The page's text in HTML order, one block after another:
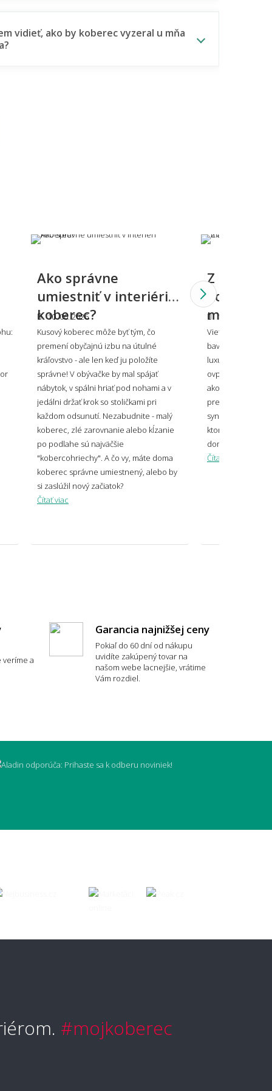
vidieť, ako by koberec vyzeral u mňa
sa vzorovaný koberec do malého
ladiť alebo kontrastovať?
veľký koberec zvoliť pod sedačku?
mi koberec opticky zväčšiť miestnosť?
koberca je najpohodlnejší?
Ako správne
umiestniť v interiéri
koberec?
10. 06. 2026
Kusový koberec môže byť tým, čo
premení obyčajnú izbu na útulné
kráľovstvo - ale len keď ju položíte
správne! V obývačke by mal spájať
nábytok, v spálni hriať pod nohami a v
jedálni držať krok so stoličkami pri
každom odsunutí. Nezabudnite - malý
koberec, zlé zarovnanie alebo kĺzanie
po podlahe sú najväčšie
"kobercohriechy". A čo vy, máte doma
koberec správne umiestnený, alebo by
si zaslúžil nový začiatok?
Čítať viac
Z čoho
koberce:
10. 06. 2026
Viete, že
bavlna, odolný
luxusný ako
ovplyvní, ako sa
ako dlho vydrží aj
prehľad všetkých
syntetických po
ktorý z nich bude
domov.
Čítať viac
veríme a
Garancia najnižšej ceny
Pokiaľ do 60 dní od nákupu
uvidíte zakúpený tovar na
našom webe lacnejšie, vrátime
Vám rozdiel.
#mojkoberec